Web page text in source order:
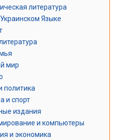
литература
Языке
мир
политика
и спорт
издания
и компьютеры
и экономика